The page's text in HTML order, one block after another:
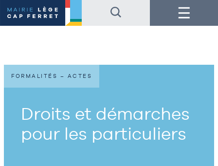
au
contenu
de
au
pied
de
Menu
Droits et démarches
pour les particuliers
FORMALITÉS – ACTES